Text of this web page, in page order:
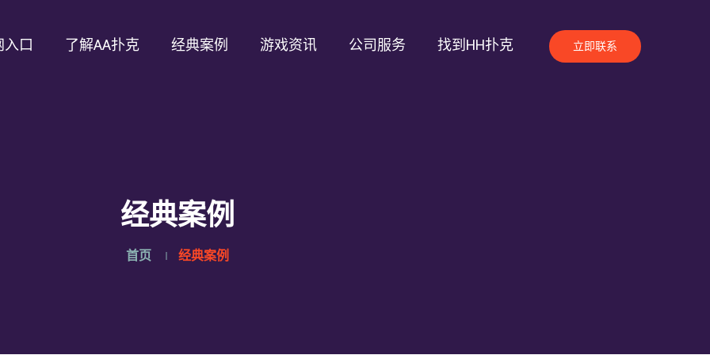
口 了解AA扑克 经典案例 游戏资讯 公司服务 找到HH扑克 立即联系
经典案例
首页 经典案例